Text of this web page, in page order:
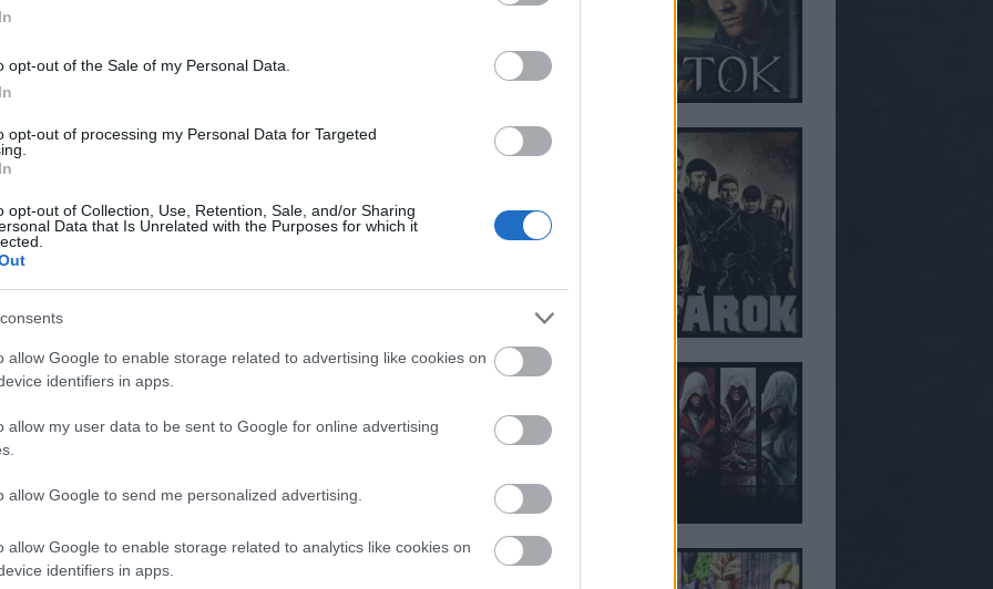
opt-out of the Sale of my Personal Data.
opt-out of processing my Personal Data for Targeted
opt-out of Collection, Use, Retention, Sale, and/or Sharing
Data that Is Unrelated with the Purposes for which it
allow Google to enable storage related to advertising like cookies on
identifiers in apps.
allow my user data to be sent to Google for online advertising
allow Google to send me personalized advertising.
allow Google to enable storage related to analytics like cookies on
identifiers in apps.
pedig nem állt olyan jól a kezében, mint egy
alkotása látta némi kárát. Mindazonáltal a
igényes, szinte minden szempontból korrekt
téren sem kiemelkedő, legalább a csalódást
a sok képregényfigura között jó, ha néha valódi
Szólj hozzá!
trackback címe: